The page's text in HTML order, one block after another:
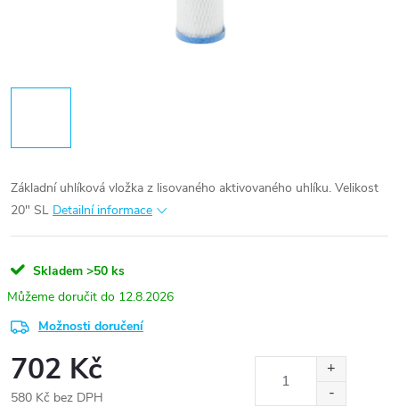
Základní uhlíková vložka z lisovaného aktivovaného uhlíku. Velikost
20" SL Detailní informace
Skladem >50 ks
12.8.2026
Možnosti doručení
702 Kč
580 Kč bez DPH